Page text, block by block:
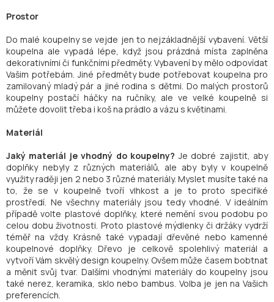
Prostor
Do malé koupelny se vejde jen to nejzákladnější vybavení. Větší
koupelna ale vypadá lépe, když jsou prázdná místa zaplněna
dekorativními či funkčními předměty. Vybavení by mělo odpovídat
Vašim potřebám. Jiné předměty bude potřebovat koupelna pro
zamilovaný mladý pár a jiné rodina s dětmi. Do malých prostorů
koupelny postačí háčky na ručníky, ale ve velké koupelně si
můžete dovolit třeba i koš na prádlo a vázu s květinami.
Materiál
Jaký materiál je vhodný do koupelny? Je dobré zajistit, aby
doplňky nebyly z různých materiálů, ale aby byly v koupelně
využity raději jen 2 nebo 3 různé materiály. Myslet musíte také na
to, že se v koupelně tvoří vlhkost a je to proto specifiké
prostředí. Ne všechny materiály jsou tedy vhodné. V ideálním
případě volte plastové doplňky, které nemění svou podobu po
celou dobu životnosti. Proto plastové mýdlenky či držáky vydrží
téměř na vždy. Krásně také vypadají dřevěné nebo kamenné
koupelnové doplňky. Dřevo je celkově spolehlivý materiál a
vytvoří Vám skvělý design koupelny. Ovšem může časem bobtnat
a měnit svůj tvar. Dalšími vhodnými materiály do koupelny jsou
také nerez, keramika, sklo nebo bambus. Volba je jen na Vašich
preferencích.